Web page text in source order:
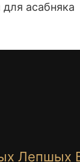
для асабняка
Лепшых